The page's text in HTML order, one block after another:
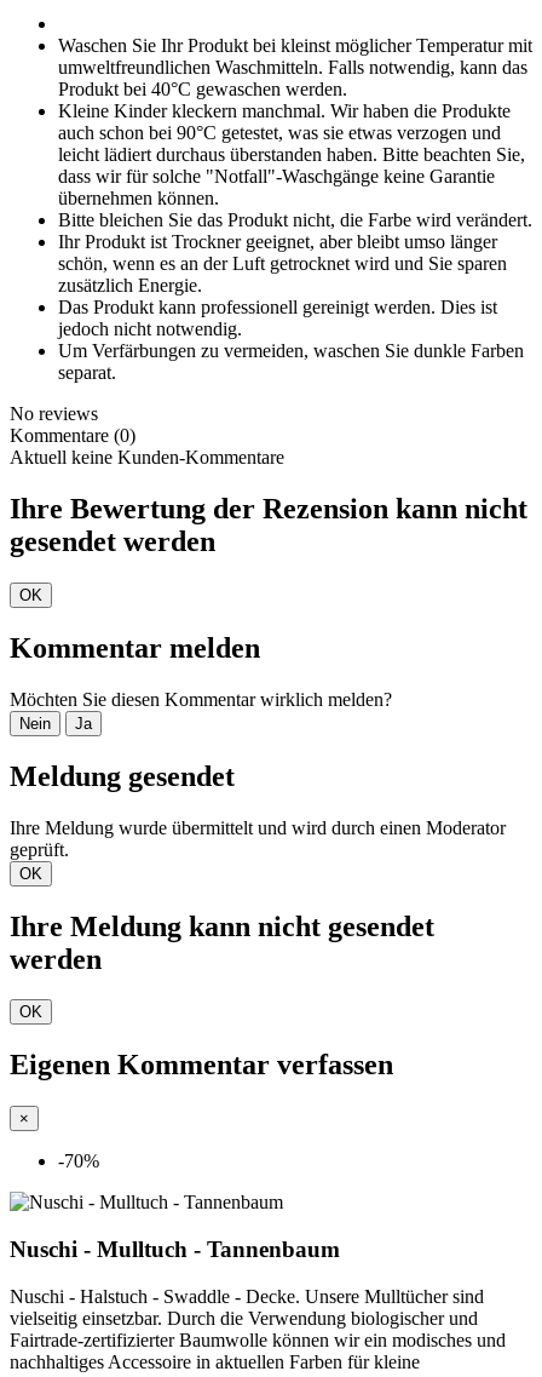
Waschen Sie Ihr Produkt bei kleinst möglicher Temperatur mit
umweltfreundlichen Waschmitteln. Falls notwendig, kann das
Produkt bei 40°C gewaschen werden.
Kleine Kinder kleckern manchmal. Wir haben die Produkte
auch schon bei 90°C getestet, was sie etwas verzogen und
leicht lädiert durchaus überstanden haben. Bitte beachten Sie,
dass wir für solche "Notfall"-Waschgänge keine Garantie
übernehmen können.
Bitte bleichen Sie das Produkt nicht, die Farbe wird verändert.
Ihr Produkt ist Trockner geeignet, aber bleibt umso länger
schön, wenn es an der Luft getrocknet wird und Sie sparen
zusätzlich Energie.
Das Produkt kann professionell gereinigt werden. Dies ist
jedoch nicht notwendig.
Um Verfärbungen zu vermeiden, waschen Sie dunkle Farben
separat.
No reviews
Kommentare (0)
Aktuell keine Kunden-Kommentare
Ihre Bewertung der Rezension kann nicht
gesendet werden
OK
Kommentar melden
Möchten Sie diesen Kommentar wirklich melden?
Nein Ja
Meldung gesendet
Ihre Meldung wurde übermittelt und wird durch einen Moderator
geprüft.
OK
Ihre Meldung kann nicht gesendet
werden
OK
Eigenen Kommentar verfassen
×
-70%
Nuschi - Mulltuch - Tannenbaum
Nuschi - Halstuch - Swaddle - Decke. Unsere Mulltücher sind
vielseitig einsetzbar. Durch die Verwendung biologischer und
Fairtrade-zertifizierter Baumwolle können wir ein modisches und
nachhaltiges Accessoire in aktuellen Farben für kleine